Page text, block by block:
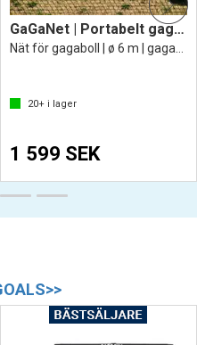
GaGaNet | Portabelt gagabollnät 2 x10 m
20+i lager
1 599 SEK